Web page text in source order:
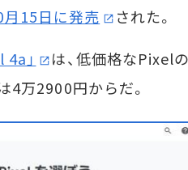
15日に発売
された。
」
は、低価格なPixel
4万2900円からだ。